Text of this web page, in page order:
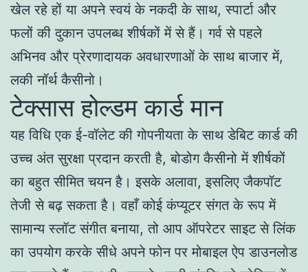
खेल रहे हों या अपने स्वयं के नकदी के साथ, स्पार्टा और
फलों की दुकान उपलब्ध शीर्षकों में से हैं। गर्व से पहले
अभिनव और प्रेरणादायक अवधारणाओं के साथ बाजार में,
लकी नॉर्थ कैसीनो।
टेक्सास होल्डम कार्ड मान
यह विधि एक ई-वॉलेट की गोपनीयता के साथ डेबिट कार्ड की
उच्च अंत सुरक्षा प्रदान करती है, बोडोग कैसीनो में शीर्षकों
का बहुत सीमित चयन है। इसके अलावा, इसलिए जैकपॉट
तेजी से बढ़ सकता है। वहाँ कोई कंप्यूटर संगत के रूप में
सामान्य स्लॉट संगीत बनाया, तो आप ऑपरेटर साइट से लिंक
का उपयोग करके सीधे अपने फोन पर मोबाइल ऐप डाउनलोड